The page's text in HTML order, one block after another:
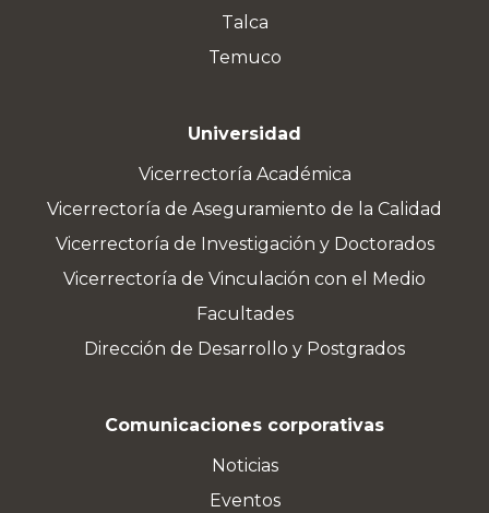
Talca
Temuco
Universidad
Vicerrectoría Académica
Vicerrectoría de Aseguramiento de la Calidad
Vicerrectoría de Investigación y Doctorados
Vicerrectoría de Vinculación con el Medio
Facultades
Dirección de Desarrollo y Postgrados
Comunicaciones corporativas
Noticias
Eventos